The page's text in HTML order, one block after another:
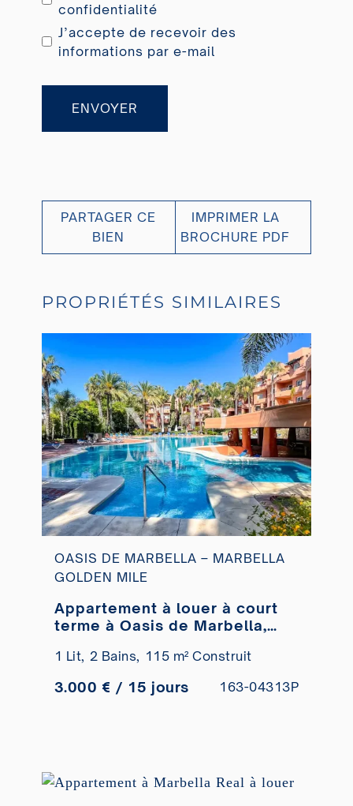
confidentialité
J’accepte de recevoir des
informations par e-mail
ENVOYER
PARTAGER CE
BIEN
IMPRIMER LA
BROCHURE PDF
PROPRIÉTÉS SIMILAIRES
OASIS DE MARBELLA – MARBELLA
GOLDEN MILE
Appartement à louer à court
terme à Oasis de Marbella,
1 Lit, 2 Bains, 115 m² Construit
3.000 € / 15 jours 163-04313P